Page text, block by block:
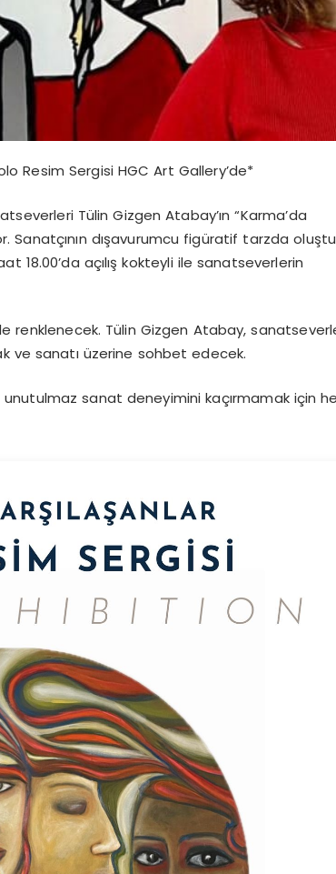
Resim Sergisi HGC Art Gallery’de*
Tülin Gizgen Atabay’ın “Karma’da
Sanatçının dışavurumcu figüratif tarzda
18.00’da açılış kokteyli ile sanatseverlerin
renklenecek. Tülin Gizgen Atabay,
ve sanatı üzerine sohbet edecek.
sanat deneyimini kaçırmamak için